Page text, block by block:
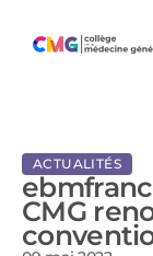
ACTUALITÉS
CMG